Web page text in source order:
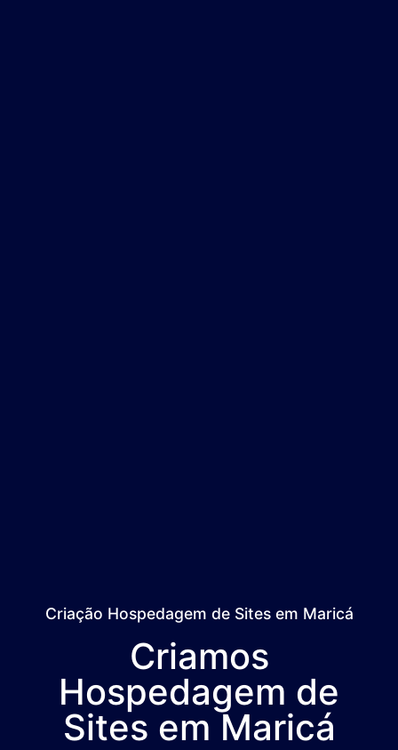
Criação Hospedagem de Sites em Maricá
Criamos
Hospedagem de
Sites em Maricá